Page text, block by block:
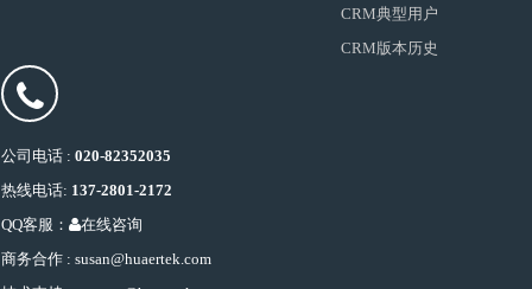
CRM典型用户
CRM版本历史
公司电话 : 020-82352035
热线电话: 137-2801-2172
QQ客服：
在线咨询
商务合作 : susan@huaertek.com